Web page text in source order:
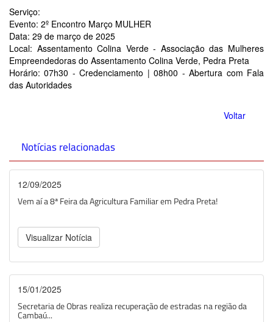
Serviço:
Evento: 2º Encontro Março MULHER
Data: 29 de março de 2025
Local: Assentamento Colina Verde - Associação das Mulheres
Empreendedoras do Assentamento Colina Verde, Pedra Preta
Horário: 07h30 - Credenciamento | 08h00 - Abertura com Fala
das Autoridades
Voltar
Notícias relacionadas
12/09/2025
Vem aí a 8ª Feira da Agricultura Familiar em Pedra Preta!
Visualizar Notícia
15/01/2025
Secretaria de Obras realiza recuperação de estradas na região da
Cambaú...